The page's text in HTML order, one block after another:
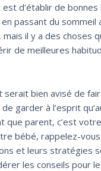
d’établir de
passant du sommeil
il y a des choses
de meilleures
bien avisé de
garder à l’esprit
parent, c’est
bébé, rappelez-
et leurs stratégies
les conseils pour